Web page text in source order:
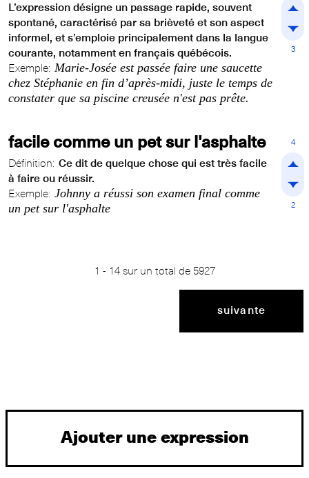
L’expression désigne un passage rapide, souvent
spontané, caractérisé par sa brièveté et son aspect
informel, et s’emploie principalement dans la langue
courante, notamment en français québécois.
Exemple: Marie-Josée est passée faire une saucette
chez Stéphanie en fin d’après‑midi, juste le temps de
constater que sa piscine creusée n'est pas prête.
3
facile comme un pet sur l'asphalte
Définition: Ce dit de quelque chose qui est très facile
à faire ou réussir.
Exemple: Johnny a réussi son examen final comme
un pet sur l'asphalte
4
2
1 - 14sur un total de 5927
suivante
Ajouter une expression